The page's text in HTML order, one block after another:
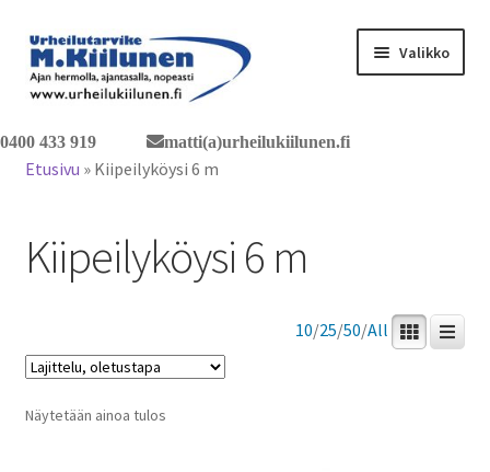
0400 433 919 matti(a)urheilukiilunen.fi
Siirry
navigointiin
Siirry
sisältöön
Valikko
Tervetuloa verkkokauppaan
Yhteystiedot
Etusivu » Kiipeilyköysi 6 m
Kiipeilyköysi 6 m
10/25/50/All
Näytetään ainoa tulos